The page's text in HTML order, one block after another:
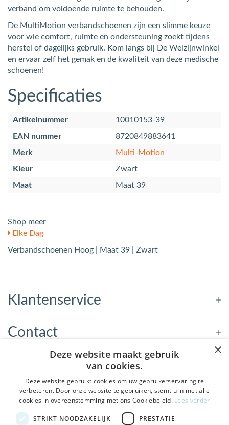
verband om voldoende ruimte te behouden.
De MultiMotion verbandschoenen zijn een slimme keuze
voor wie comfort, ruimte en ondersteuning zoekt tijdens
herstel of dagelijks gebruik. Kom langs bij De Welzijnwinkel
en ervaar zelf het gemak en de kwaliteit van deze medische
schoenen!
Specificaties
Artikelnummer
10010153-39
EAN nummer
8720849883641
Merk
Multi-Motion
Kleur
Zwart
Maat
Maat 39
Shop meer
Elke Dag
Verbandschoenen Hoog | Maat 39 | Zwart
Klantenservice
Contact
Openingstijden
Nieuwsbrief
×
Deze website maakt gebruik
van cookies.
Deze website gebruikt cookies om uw gebruikerservaring te
verbeteren. Door onze website te gebruiken, stemt u in met alle
cookies in overeenstemming met ons Cookiebeleid. Lees verder
STRIKT NOODZAKELIJK PRESTATIE
De Welzijnwinkel in je
inbox